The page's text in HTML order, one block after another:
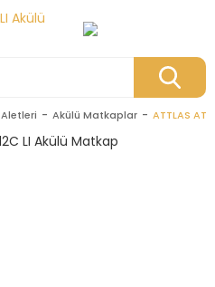
Akülü Matkaplar ATTLAS